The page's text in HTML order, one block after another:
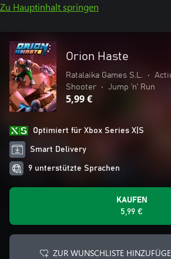
Zu Hauptinhalt springen
Orion Haste
Ratalaika Games S.L. •
Shooter
• Jump ’n’ Run
5,99 €
Optimiert für Xbox Series X|S
Smart Delivery
9 unterstützte Sprachen
KAUFEN
5,99 €
ZUR WUNSCHLISTE